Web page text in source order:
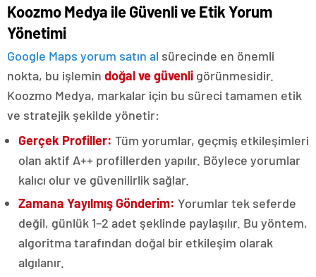
Koozmo Medya ile Güvenli ve Etik Yorum
Yönetimi
Google Maps yorum satın al sürecinde en önemli
nokta, bu işlemin doğal ve güvenli görünmesidir.
Koozmo Medya, markalar için bu süreci tamamen etik
ve stratejik şekilde yönetir:
Gerçek Profiller: Tüm yorumlar, geçmiş etkileşimleri
olan aktif A++ profillerden yapılır. Böylece yorumlar
kalıcı olur ve güvenilirlik sağlar.
Zamana Yayılmış Gönderim: Yorumlar tek seferde
değil, günlük 1–2 adet şeklinde paylaşılır. Bu yöntem,
algoritma tarafından doğal bir etkileşim olarak
algılanır.